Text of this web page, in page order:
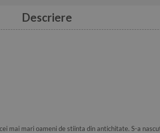
Descriere
mari oameni de stiinta din antichitate. S-a